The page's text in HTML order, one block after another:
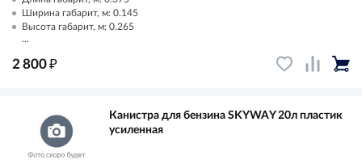
Ширина габарит, м: 0.145
Высота габарит, м: 0.265
...
2 800₽
Канистра для бензина SKYWAY 20л пластик
усиленная